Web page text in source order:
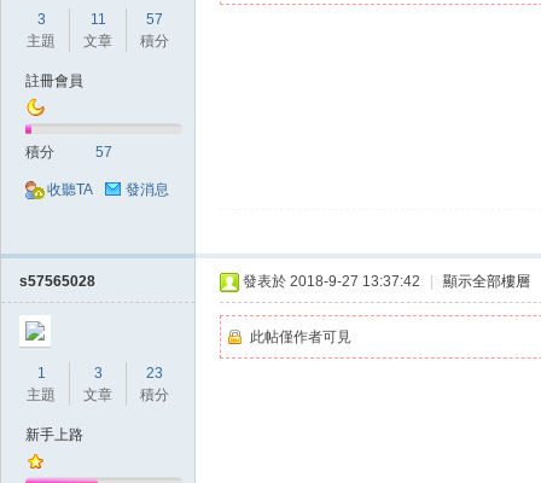
3
主題
11
文章
57
積分
註冊會員
積分 57
收聽TA 發消息
s57565028
1
主題
3
文章
23
積分
新手上路
發表於 2018-9-27 13:37:42 顯示全部樓層
此帖僅作者可見